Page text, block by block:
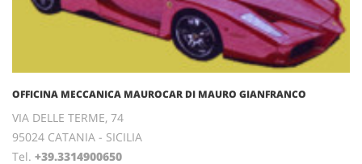
OFFICINA MECCANICA MAUROCAR DI MAURO GIANFRANCO
VIA DELLE TERME, 74
95024 CATANIA - SICILIA
Tel. +39.3314900650